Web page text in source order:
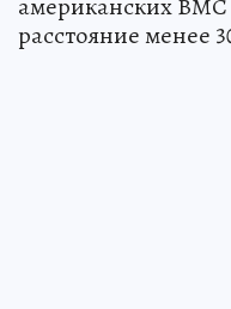
расстояние менее